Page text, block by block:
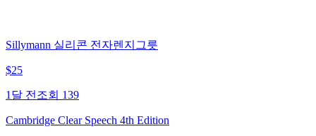
Sillymann 실리콘 전자렌지그릇
$25
1달 전 조회 139
Cambridge Clear Speech 4th Edition